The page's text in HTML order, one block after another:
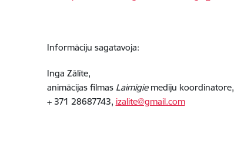
Informāciju sagatavoja:
Inga Zālīte,
animācijas filmas Laimīgiemediju koordinatore,
+ 371 28687743, izalite@gmail.com